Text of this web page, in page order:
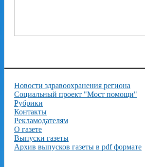
Новости здравоохранения региона
Социальный проект "Мост помощи"
Рубрики
Контакты
Рекламодателям
О газете
Выпуски газеты
Архив выпусков газеты в pdf формате